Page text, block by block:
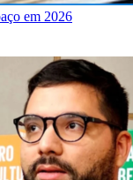
em 2026